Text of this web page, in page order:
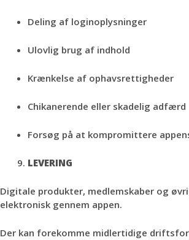
Deling af loginoplysninger
Ulovlig brug af indhold
Krænkelse af ophavsrettigheder
Chikanerende eller skadelig adfærd
Forsøg på at kompromittere
LEVERING
Digitale produkter, medlemskaber og
elektronisk gennem appen.
Der kan forekomme midlertidige